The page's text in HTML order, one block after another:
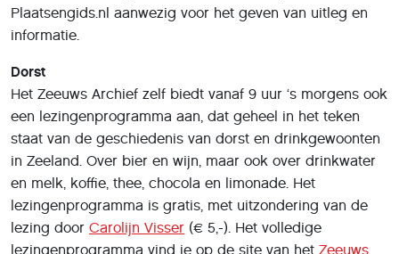
Plaatsengids.nl aanwezig voor het geven van uitleg en
informatie.
Dorst
Het Zeeuws Archief zelf biedt vanaf 9 uur ‘s morgens ook
een lezingenprogramma aan, dat geheel in het teken
staat van de geschiedenis van dorst en drinkgewoonten
in Zeeland. Over bier en wijn, maar ook over drinkwater
en melk, koffie, thee, chocola en limonade. Het
lezingenprogramma is gratis, met uitzondering van de
lezing door Carolijn Visser (€ 5,-). Het volledige
lezingenprogramma vind je op de site van het Zeeuws